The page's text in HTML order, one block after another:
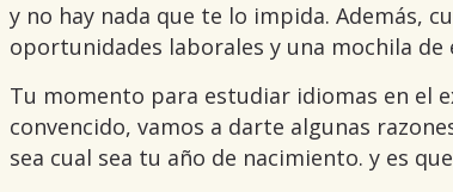
y no hay nada que te lo impida. Además,
oportunidades laborales y una mochila
Tu momento para estudiar idiomas en el
convencido, vamos a darte algunas
sea cual sea tu año de nacimiento. y es